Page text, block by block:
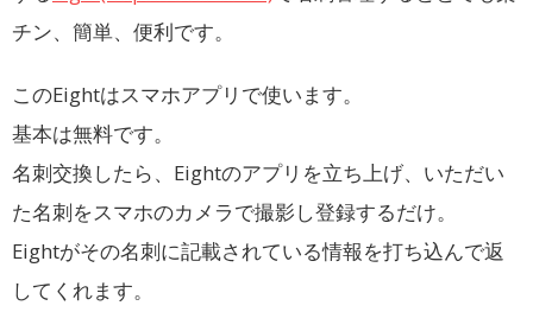
チン、簡単、便利です。
このEightはスマホアプリで使います。
基本は無料です。
名刺交換したら、Eightのアプリを立ち上げ、いただい
た名刺をスマホのカメラで撮影し登録するだけ。
Eightがその名刺に記載されている情報を打ち込んで返
してくれます。